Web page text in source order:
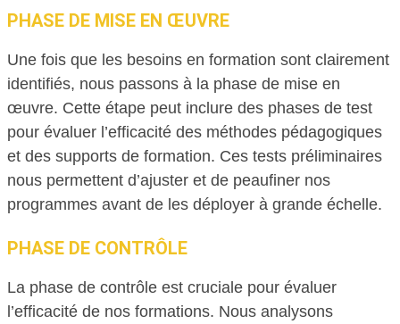
PHASE DE MISE EN ŒUVRE
Une fois que les besoins en formation sont clairement
identifiés, nous passons à la phase de mise en
œuvre. Cette étape peut inclure des phases de test
pour évaluer l’efficacité des méthodes pédagogiques
et des supports de formation. Ces tests préliminaires
nous permettent d’ajuster et de peaufiner nos
programmes avant de les déployer à grande échelle.
PHASE DE CONTRÔLE
La phase de contrôle est cruciale pour évaluer
l’efficacité de nos formations. Nous analysons